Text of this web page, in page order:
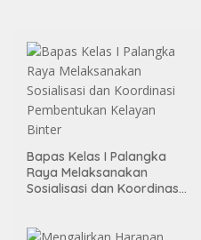
Bapas Kelas I Palangka
Raya Melaksanakan
Sosialisasi dan Koordinasi